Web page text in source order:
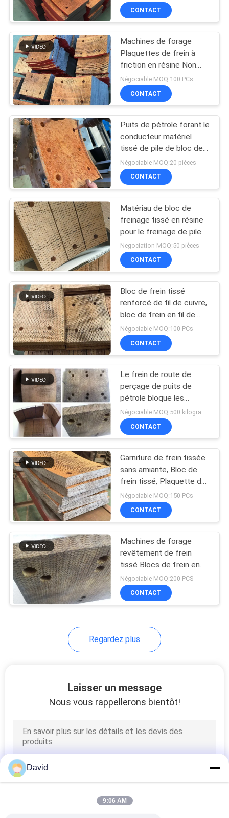
Doublure de frein
industrielle
Garniture anneau de
joint
Doublure de frein
libre d'amiante
Feuille matérielle de
frottement
Doublure de bande
de frein
11
frottement de frein
protections de frein
de voiture
Appareils de frein tissés
CONTACT
Machines de forage
Plaquettes de frein à
friction en résine Non
asbestos Matériau de
bloc de frein tissé
Négociable MOQ:100 PCs
CONTACT
Puits de pétrole forant le
conducteur matériel
tissé de pile de bloc de
frein de plate-forme de
forage de bloc de frein
Négociable MOQ:20 pièces
CONTACT
Matériau de bloc de
freinage tissé en résine
pour le freinage de pile
Negociation MOQ:50 pièces
CONTACT
Bloc de frein tissé
renforcé de fil de cuivre,
bloc de frein en fil de
laiton pour le forage de
puits de pétrole
Négociable MOQ:100 PCs
CONTACT
Le frein de route de
perçage de puits de
pétrole bloque les
garnitures de frein
tissées pour des
foreuses
CONTACT
Garniture de frein tissée
sans amiante, Bloc de
frein tissé, Plaquette de
frein tissée pour forage
de puits de pétroliers
Négociable MOQ:150 PCs
CONTACT
Machines de forage
revêtement de frein
tissé Blocs de frein en
résine pour puits de
forage pétrolier
Négociable MOQ:200 PCS
CONTACT
Regardez plus
Laisser un message
Nous vous rappellerons bientôt!
David
9:06 AM